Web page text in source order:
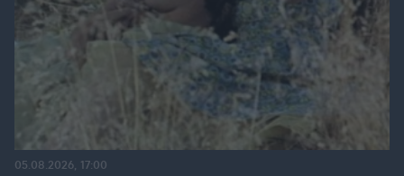
05.08.2026, 17:00